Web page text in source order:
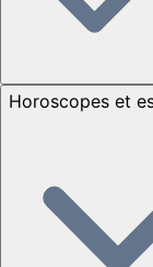
Horoscopes et